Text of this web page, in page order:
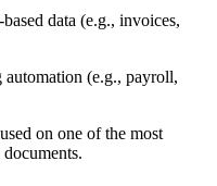
data (e.g., invoices,
automation (e.g., payroll,
on one of the most